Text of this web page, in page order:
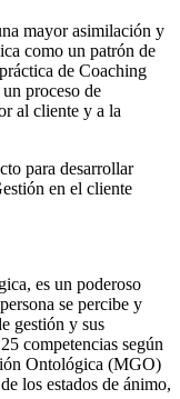
mayor asimilación y
como un patrón de
de Coaching
proceso de
al cliente y a la
para desarrollar
en el cliente
es un poderoso
se percibe y
gestión y sus
competencias según
Ontológica (MGO)
los estados de ánimo,